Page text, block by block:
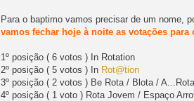
Para o baptimo vamos precisar de um nome,
vamos fechar hoje à noite as votações para
1º posição ( 6 votos ) In Rotation
2º posição ( 5 votos ) In Rot@tion
3º posição ( 2 votos ) Be Rota / Blota /
4º posição ( 1 voto ) Rota Jovem / Espaço